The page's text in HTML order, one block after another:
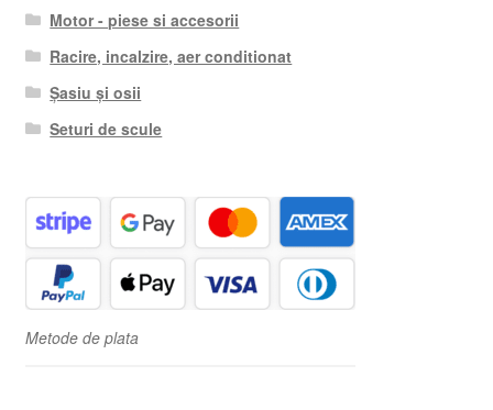
Motor - piese si accesorii
Racire, incalzire, aer conditionat
Șasiu și osii
Seturi de scule
Metode de plata